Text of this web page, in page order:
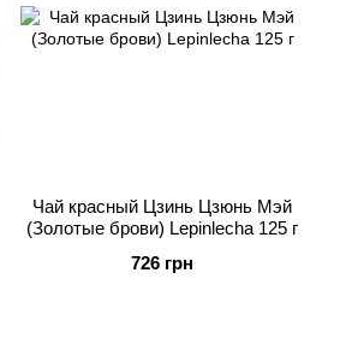
Чай красный Цзинь Цзюнь Мэй
(Золотые брови) Lepinlecha 125 г
726 грн